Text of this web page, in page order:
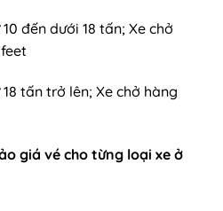
đến dưới 18 tấn; Xe chở
tấn trở lên; Xe chở hàng
giá vé cho từng loại xe ở